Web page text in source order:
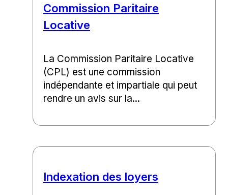
Commission Paritaire
Locative
La Commission Paritaire Locative
(CPL) est une commission
indépendante et impartiale qui peut
rendre un avis sur la...
Indexation des loyers